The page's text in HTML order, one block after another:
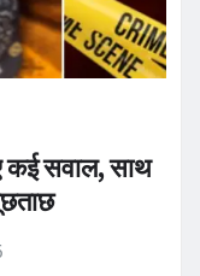
कई सवाल, साथ